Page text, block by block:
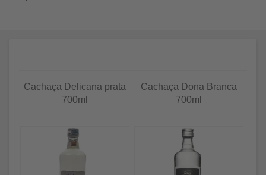
Cachaça Delicana prata
700ml
Cachaça Dona Branca
700ml